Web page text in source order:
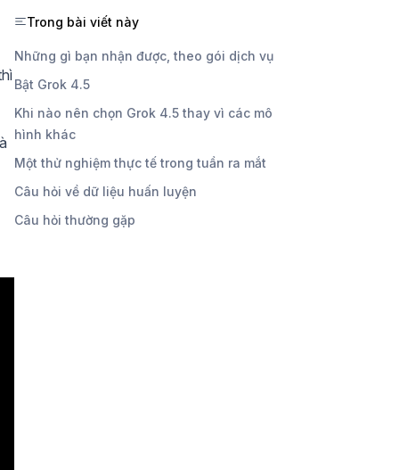
Trong bài viết này
Những gì bạn nhận được, theo gói dịch vụ
Bật Grok 4.5
Khi nào nên chọn Grok 4.5 thay vì các mô
hình khác
Một thử nghiệm thực tế trong tuần ra mắt
Câu hỏi về dữ liệu huấn luyện
Câu hỏi thường gặp